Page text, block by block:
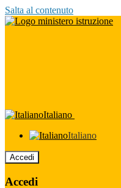
Salta al contenuto
Italiano
Italiano
Accedi
Accedi